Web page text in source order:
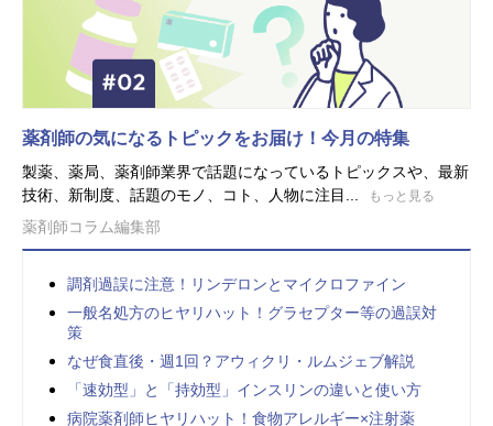
薬剤師の気になるトピックをお届け！今月の特集
製薬、薬局、薬剤師業界で話題になっているトピックスや、最新
技術、新制度、話題のモノ、コト、人物に注目...
もっと見る
薬剤師コラム編集部
調剤過誤に注意！リンデロンとマイクロファイン
一般名処方のヒヤリハット！グラセプター等の過誤対
策
なぜ食直後・週1回？アウィクリ・ルムジェブ解説
「速効型」と「持効型」インスリンの違いと使い方
病院薬剤師ヒヤリハット！食物アレルギー×注射薬